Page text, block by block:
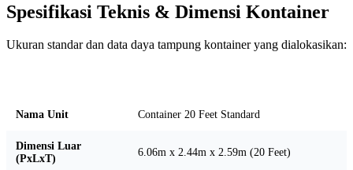
Spesifikasi Teknis & Dimensi Kontainer
Ukuran standar dan data daya tampung kontainer yang dialokasikan:
Nama Unit Container 20 Feet Standard
Dimensi Luar
(PxLxT)
6.06m x 2.44m x 2.59m (20 Feet)